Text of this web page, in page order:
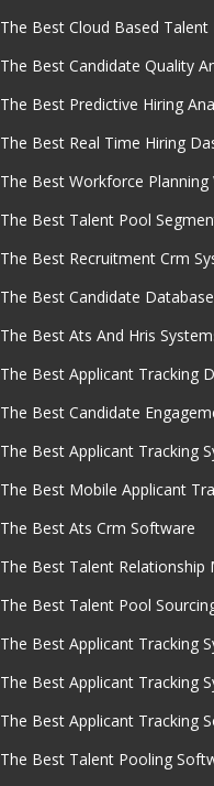
The Best Cloud Based
The Best Candidate Quality
The Best Predictive Hiring
The Best Real Time Hiring
The Best Workforce
The Best Talent Pool
The Best Recruitment Crm
The Best Candidate Database
The Best Ats And Hris
The Best Applicant Tracking
The Best Candidate
The Best Applicant Tracking
The Best Mobile Applicant
The Best Ats Crm Software
The Best Talent Relationship
The Best Talent Pool
The Best Applicant Tracking
The Best Applicant Tracking
The Best Applicant Tracking
The Best Talent Pooling